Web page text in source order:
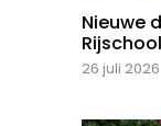
Nieuwe
26 juli 2026